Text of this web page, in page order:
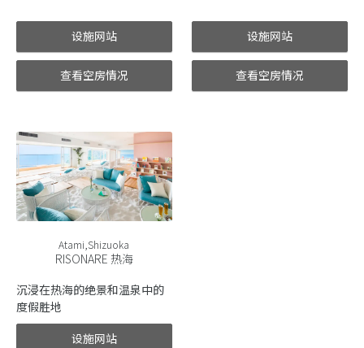
设施网站
查看空房情况
设施网站
查看空房情况
Atami,Shizuoka
RISONARE 热海
沉浸在热海的绝景和温泉中的
度假胜地
设施网站